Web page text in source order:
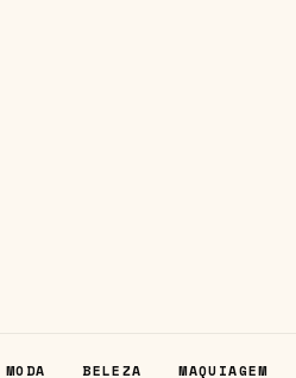
MODA BELEZA MAQUIAGEM